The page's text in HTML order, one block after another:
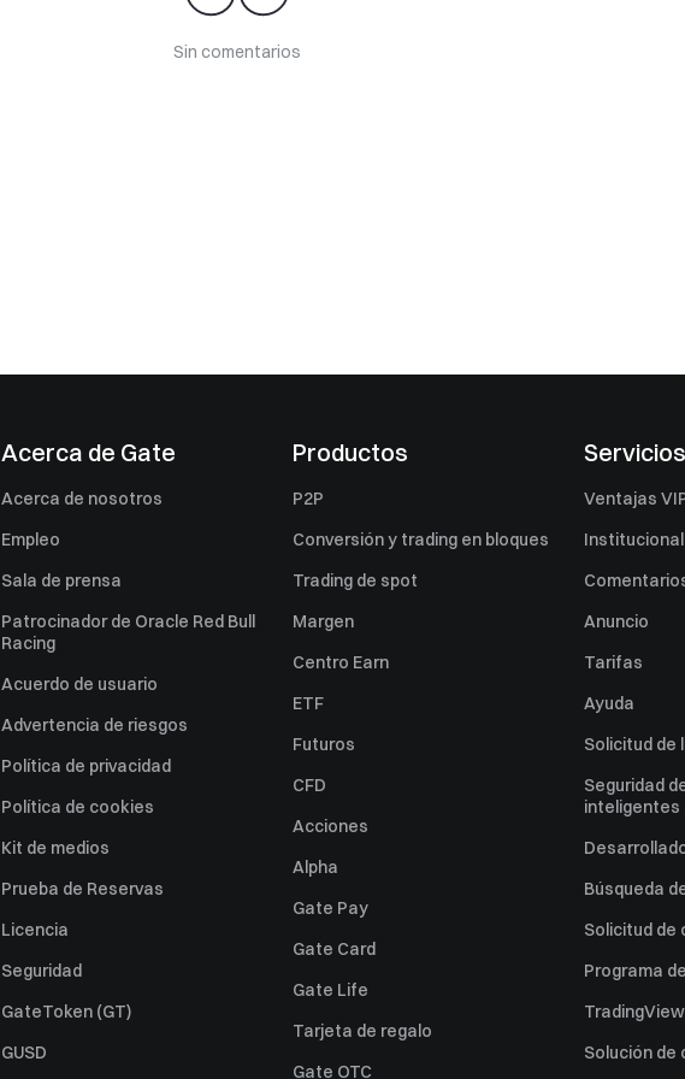
Sin comentarios
Acerca de Gate
Acerca de nosotros
Empleo
Sala de prensa
Patrocinador de Oracle Red Bull
Racing
Acuerdo de usuario
Advertencia de riesgos
Política de privacidad
Política de cookies
Kit de medios
Prueba de Reservas
Licencia
Seguridad
GateToken (GT)
GUSD
Productos
P2P
Conversión y trading en bloques
Trading de spot
Margen
Centro Earn
ETF
Futuros
CFD
Acciones
Alpha
Gate Pay
Gate Card
Gate Life
Tarjeta de regalo
Gate OTC
Servicios
Ventajas
Institucional
Anuncio
Tarifas
Ayuda
Solicitud de
Seguridad
inteligentes
Búsqueda
Solicitud de
Programa
TradingView
Solución de